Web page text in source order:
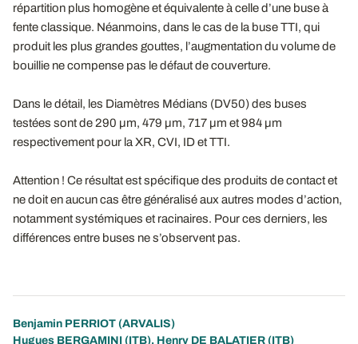
répartition plus homogène et équivalente à celle d’une buse à
fente classique. Néanmoins, dans le cas de la buse TTI, qui
produit les plus grandes gouttes, l’augmentation du volume de
bouillie ne compense pas le défaut de couverture.
Dans le détail, les Diamètres Médians (DV50) des buses
testées sont de 290 µm, 479 µm, 717 µm et 984 µm
respectivement pour la XR, CVI, ID et TTI.
Attention ! Ce résultat est spécifique des produits de contact et
ne doit en aucun cas être généralisé aux autres modes d’action,
notamment systémiques et racinaires. Pour ces derniers, les
différences entre buses ne s’observent pas.
Benjamin PERRIOT (ARVALIS)
Hugues BERGAMINI (ITB), Henry DE BALATIER (ITB)